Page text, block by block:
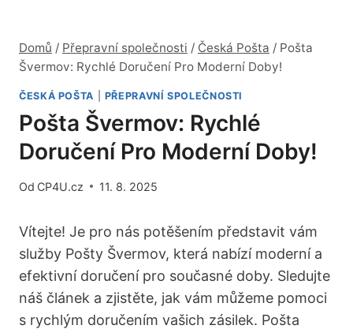
Domů / Přepravní společnosti / Česká Pošta / Pošta
Švermov: Rychlé Doručení Pro Moderní Doby!
ČESKÁ POŠTA PŘEPRAVNÍ SPOLEČNOSTI
Pošta Švermov: Rychlé
Doručení Pro Moderní Doby!
Od CP4U.cz 11. 8. 2025
Vítejte! Je pro nás potěšením představit vám
služby Pošty Švermov, která nabízí moderní a
efektivní doručení pro současné doby. Sledujte
náš článek a zjistěte, jak vám můžeme pomoci
s rychlým doručením vašich zásilek. Pošta